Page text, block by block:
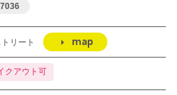
リート map
クアウト可